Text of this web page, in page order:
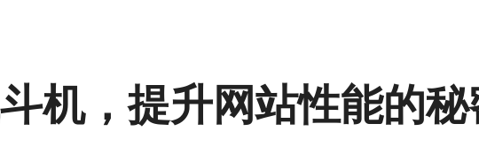
机，提升网站性能的秘